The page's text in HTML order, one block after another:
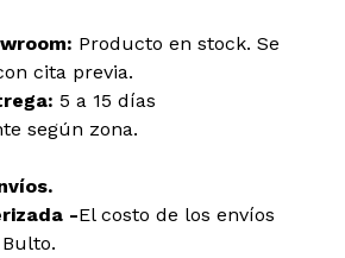
Producto en stock. Se
cita previa.
5 a 15 días
según zona.
-El costo de los envíos